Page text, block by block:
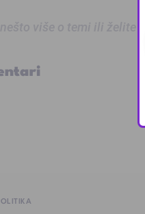
nešto više o temi ili